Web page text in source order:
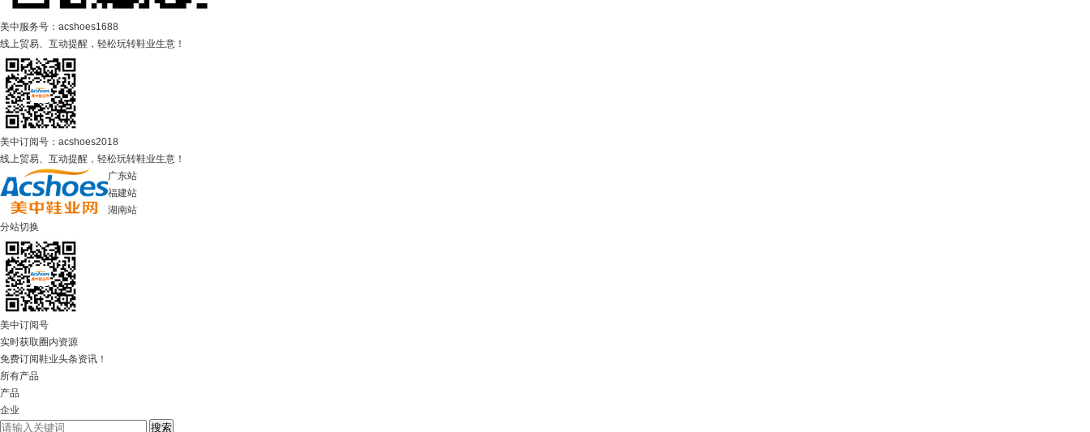
美中服务号：acshoes1688
线上贸易、互动提醒，轻松玩转鞋业生意！
美中订阅号：acshoes2018
线上贸易、互动提醒，轻松玩转鞋业生意！
广东站
福建站
湖南站
分站切换
美中订阅号
实时获取圈内资源
免费订阅鞋业头条资讯！
所有产品
产品
企业